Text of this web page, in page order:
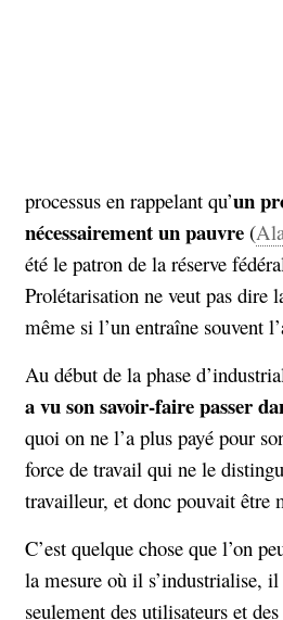
processus en rappelant qu’un
nécessairement un pauvre (
été le patron de la réserve
Prolétarisation ne veut pas dire
même si l’un entraîne souvent
Au début de la phase
a vu son savoir-faire passer
quoi on ne l’a plus payé pour
force de travail qui ne le
travailleur, et donc pouvait être
C’est quelque chose que l’on
la mesure où il s’industrialise,
seulement des utilisateurs et